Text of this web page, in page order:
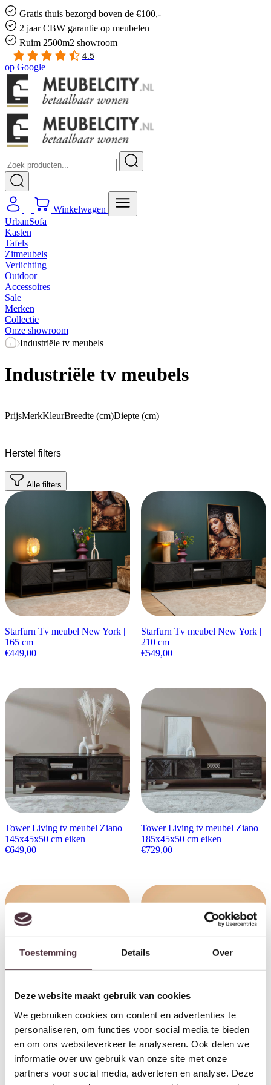
Toestemming Details Over
Deze website maakt gebruik van cookies
We gebruiken cookies om content en advertenties te
personaliseren, om functies voor social media te bieden
en om ons websiteverkeer te analyseren. Ook delen we
informatie over uw gebruik van onze site met onze
partners voor social media, adverteren en analyse. Deze
Gratis thuis bezorgd boven de €100,-
2 jaar CBW garantie op meubelen
Ruim 2500m2 showroom
4.5
op Google
Winkelwagen
UrbanSofa
Kasten
Tafels
Zitmeubels
Verlichting
Outdoor
Accessoires
Sale
Merken
Collectie
Onze showroom
Industriële tv meubels
Industriële tv meubels
PrijsMerkKleurBreedte (cm)Diepte (cm)
Herstel filters
Alle filters
Starfurn Tv meubel New York |
165 cm
€449,00
Starfurn Tv meubel New York |
210 cm
€549,00
Tower Living tv meubel Ziano
145x45x50 cm eiken
€649,00
Tower Living tv meubel Ziano
185x45x50 cm eiken
€729,00
Tower Living tv meubel Casina
160x40x50 cm mangohout
639,00
Tower Living tv meubel Casina
200x40x50 cm mangohout
€779,00